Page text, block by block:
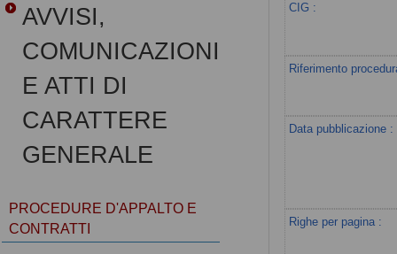
CIG :
Riferimento
Data pubblicazione :
Righe per pagina :
AVVISI,
COMUNICAZIONI
E ATTI DI
CARATTERE
GENERALE
PROCEDURE D'APPALTO E
CONTRATTI